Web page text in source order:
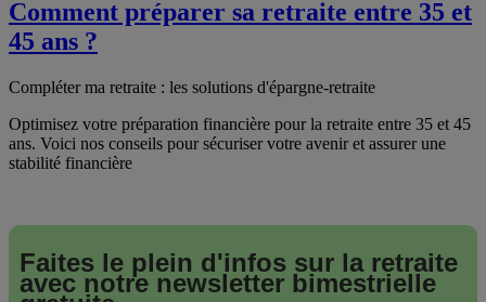
Comment préparer sa retraite entre 35 et
45 ans ?
Compléter ma retraite : les solutions d'épargne-retraite
Optimisez votre préparation financière pour la retraite entre 35 et 45
ans. Voici nos conseils pour sécuriser votre avenir et assurer une
stabilité financière
Faites le plein d'infos sur la retraite
avec notre newsletter bimestrielle